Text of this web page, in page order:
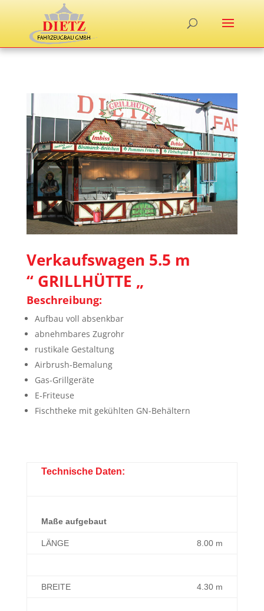
Verkaufswagen 5.5 m
“ GRILLHÜTTE „
Beschreibung:
Aufbau voll absenkbar
abnehmbares Zugrohr
rustikale Gestaltung
Airbrush-Bemalung
Gas-Grillgeräte
E-Friteuse
Fischtheke mit gekühlten GN-Behältern
Technische Daten:
Maße aufgebaut
LÄNGE 8.00 m
BREITE 4.30 m